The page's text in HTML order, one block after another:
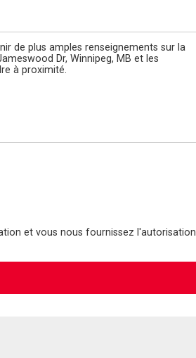
et vous nous fournissez l'autorisation